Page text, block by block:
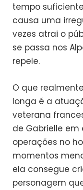
tempo
causa uma
vezes atrai o
se passa nos
repele.
O que
longa é a
veterana
de Gabrielle
operações no
momentos
ela consegue
personagem